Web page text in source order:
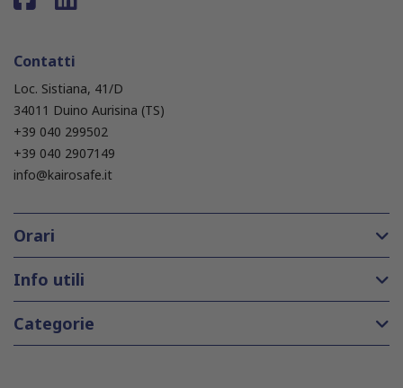
Contatti
Loc. Sistiana, 41/D
34011 Duino Aurisina (TS)
+39 040 299502
+39 040 2907149
info@kairosafe.it
Orari
Info utili
Categorie